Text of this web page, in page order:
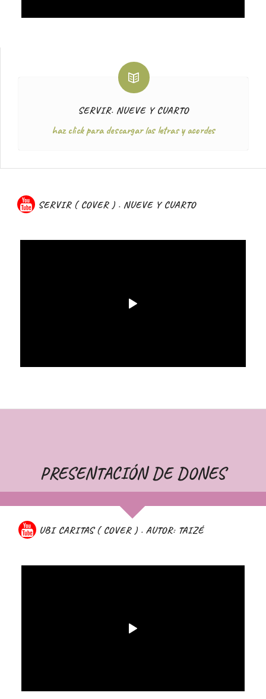
SERVIR. NUEVE Y CUARTO
haz click para descargar las letras y acordes
SERVIR ( COVER ) . NUEVE Y CUARTO
PRESENTACIÓN DE DONES
UBI CARITAS ( COVER ) . AUTOR: TAIZÉ